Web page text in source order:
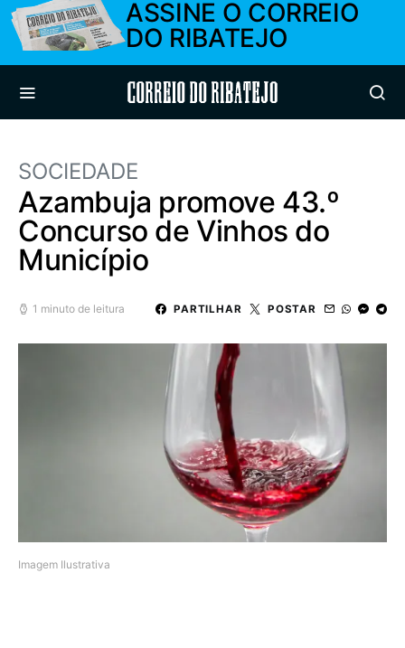
ASSINE O CORREIO
DO RIBATEJO
Correio do Ribatejo
SOCIEDADE
Azambuja promove 43.º
Concurso de Vinhos do
Município
1 minuto de leitura PARTILHAR POSTAR
Imagem Ilustrativa